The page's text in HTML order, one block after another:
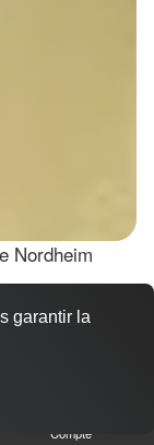
Nordheim
Compte
garantir la